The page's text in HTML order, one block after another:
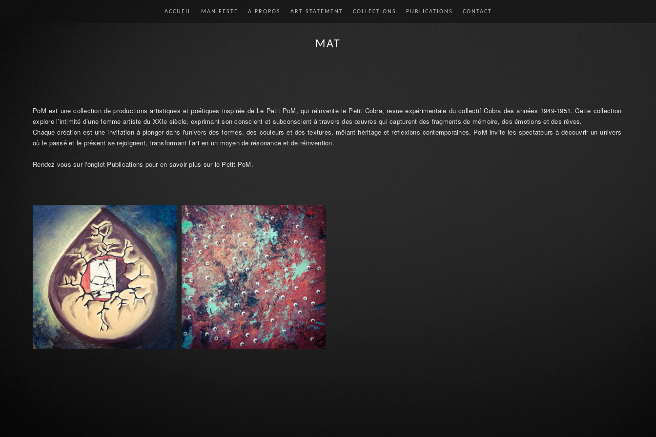
ACCUEIL MANIFESTE A PROPOS ART STATEMENT COLLECTIONS PUBLICATIONS CONTACT
MAT
PoM est une collection de productions artistiques et poétiques inspirée de Le Petit PoM, qui réinvente le Petit Cobra, revue expérimentale du collectif Cobra des années 1949-1951. Cette collection
explore l’intimité d’une femme artiste du XXIe siècle, exprimant son conscient et subconscient à travers des œuvres qui capturent des fragments de mémoire, des émotions et des rêves.
Chaque création est une invitation à plonger dans l'univers des formes, des couleurs et des textures, mêlant héritage et réflexions contemporaines. PoM invite les spectateurs à découvrir un univers
où le passé et le présent se rejoignent, transformant l’art en un moyen de résonance et de réinvention.
Rendez-vous sur l'onglet Publications pour en savoir plus sur le Petit PoM.
L'OEUF DE PSYCHÉ, 2007
ACRYLIQUE ET MIROIRS SUR TOILE 50X50 CM
LE PETIT POM DANS LE BOUILLON PRIMITIF,
2020
ACRYLIQUE, ENCRE ET YEUX MOBILES SUR TOILE 40X40CM